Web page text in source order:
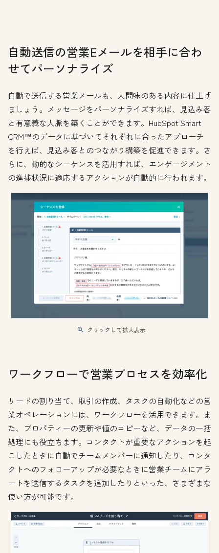
自動送信の営業Eメールを相手に合わ
せてパーソナライズ
自動で送信する営業メールも、人間味のある内容に仕上げ
ましょう。メッセージをパーソナライズすれば、見込み客
と有意義な人脈を築くことができます。HubSpot Smart
CRM™のデータに基づいてそれぞれに合ったアプローチ
を行えば、見込み客とのつながり構築を促進できます。さ
らに、動的なシーケンスを活用すれば、エンゲージメント
の進捗状況に適応するアクションが自動的に行われます。
クリックして拡大表示
ワークフローで営業プロセスを効率化
リードの割り当て、取引の作成、タスクの自動化などの営
業オペレーションには、ワークフローを活用できます。ま
た、プロパティーの更新や値のコピーなど、データの一括
処理にも役立ちます。コンタクトが重要なアクションを起
こしたときに自動でチームメンバーに通知したり、コンタ
クトへのフォローアップが必要なときに営業チームにアラ
ートを送信するタスクを追加したりといった、さまざまな
使い方が可能です。